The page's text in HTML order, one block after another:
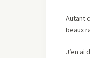
Autant
beaux
J’en ai